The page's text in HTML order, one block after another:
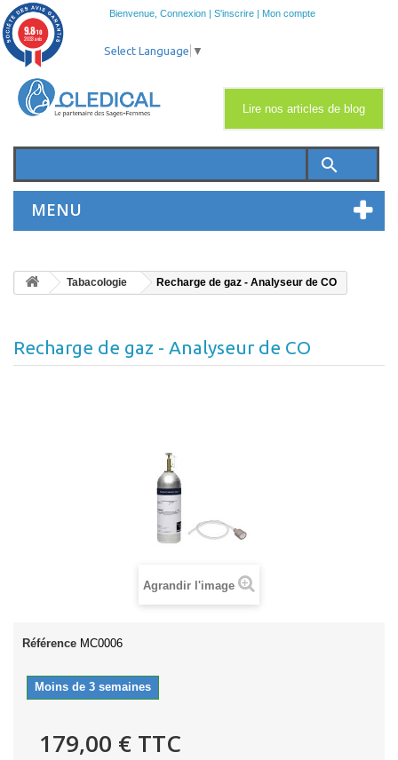
Bienvenue, Connexion | S'inscrire | Mon compte
search
MENU
Lire nos articles de blog
Select Language ▼
Tabacologie Recharge de gaz - Analyseur de CO
Recharge de gaz - Analyseur de CO
Agrandir l'image
Référence MC0006
Moins de 3 semaines
179,00 € TTC
9.8/10
2033 avis